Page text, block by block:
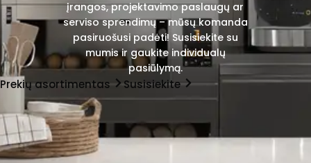
įrangos, projektavimo paslaugų ar
serviso sprendimų – mūsų komanda
pasiruošusi padėti! Susisiekite su
mumis ir gaukite individualų
pasiūlymą.
Prekių asortimentas Susisiekite